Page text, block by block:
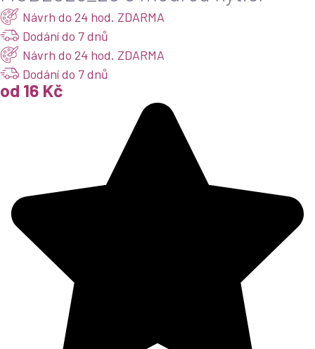
Návrh do 24 hod. ZDARMA
Dodání do 7 dnů
Návrh do 24 hod. ZDARMA
Dodání do 7 dnů
od 16 Kč